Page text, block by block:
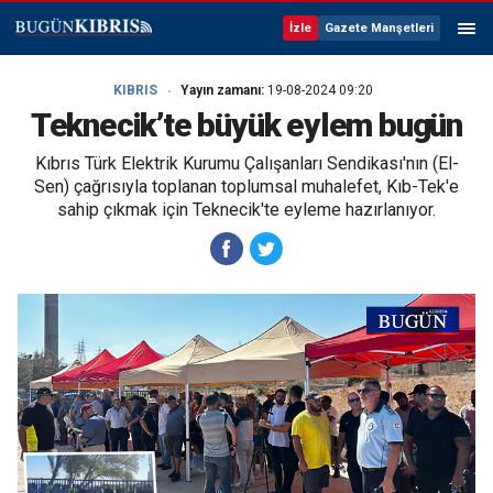
İzle Gazete Manşetleri
KIBRIS Yayın zamanı: 19-08-2024 09:20
Teknecik’te büyük eylem bugün
Kıbrıs Türk Elektrik Kurumu Çalışanları Sendikası'nın (El-
Sen) çağrısıyla toplanan toplumsal muhalefet, Kıb-Tek'e
sahip çıkmak için Teknecik'te eyleme hazırlanıyor.